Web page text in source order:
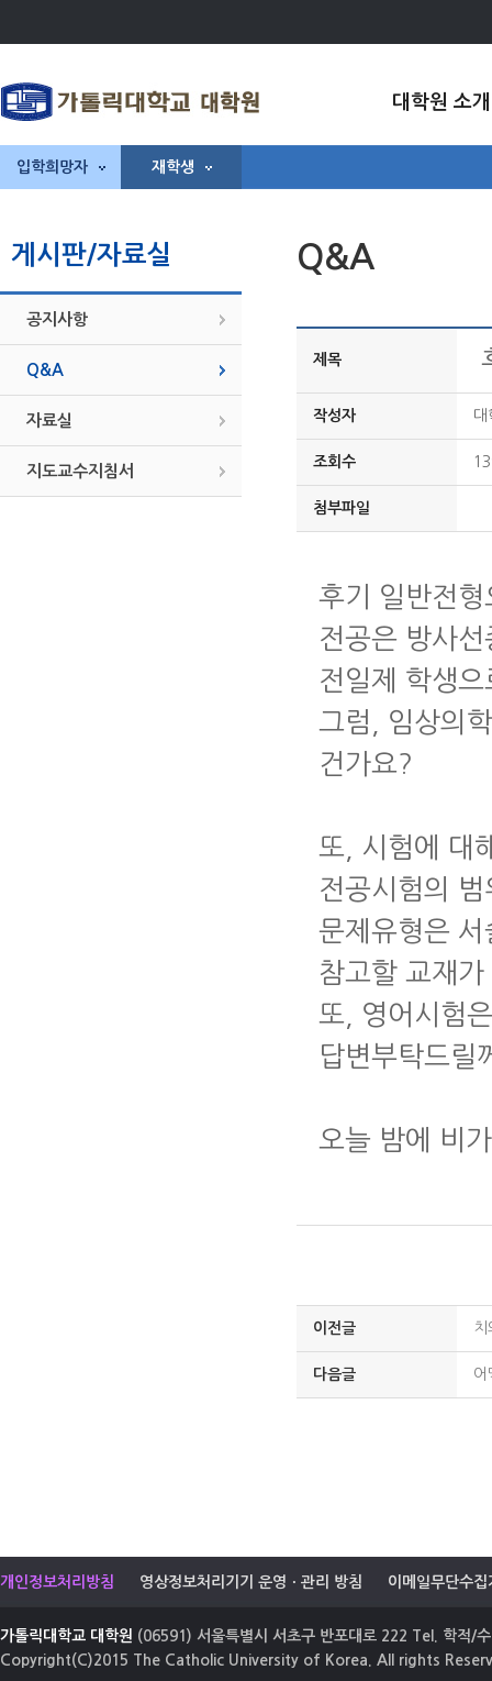
대학원 소개
입학희망자 재학생
게시판/자료실
공지사항
Q&A
자료실
지도교수지침서
Q&A
제목
작성자 대
조회수
첨부파일
후기 일반전
전공은 방사
전일제 학생
그럼, 임상의
건가요?
또, 시험에 대
전공시험의
문제유형은
참고할 교재
또, 영어시험
답변부탁드릴
오늘 밤에 비
이전글
다음글 어
개인정보처리방침 영상정보처리기기 운영ㆍ관리 방침 이메일무단수집
가톨릭대학교 대학원 (06591) 서울특별시 서초구 반포대로 222 Tel. 학적/
Copyright(C)2015 The Catholic University of Korea. All rights